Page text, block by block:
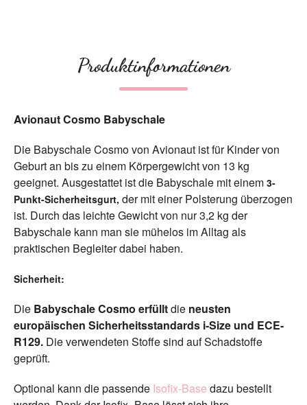
Produktinformationen
Avionaut Cosmo Babyschale
Die Babyschale Cosmo von Avionaut ist für Kinder von
Geburt an bis zu einem Körpergewicht von 13 kg
geeignet. Ausgestattet ist die Babyschale mit einem 3-
Punkt-Sicherheitsgurt, der mit einer Polsterung überzogen
ist. Durch das leichte Gewicht von nur 3,2 kg der
Babyschale kann man sie mühelos im Alltag als
praktischen Begleiter dabei haben.
Sicherheit:
Die Babyschale Cosmo erfülltdie neusten
europäischen Sicherheitsstandards i-Size und ECE-
R129. Die verwendeten Stoffe sind auf Schadstoffe
geprüft.
Optional kann die passende Isofix-Base dazu bestellt